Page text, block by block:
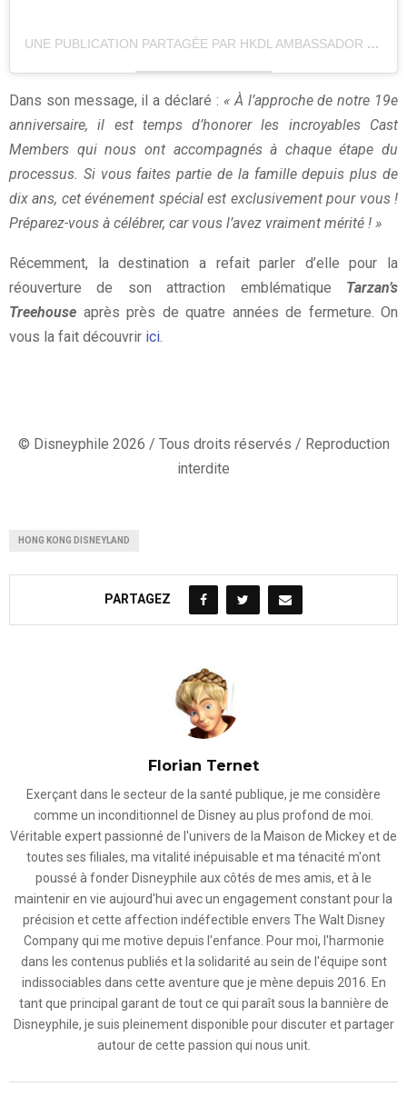
UNE PUBLICATION PARTAGÉE PAR HKDL AMBASSADOR (@HKDLAMBASSADOR)
Dans son message, il a déclaré : « À l’approche de notre 19e
anniversaire, il est temps d’honorer les incroyables Cast
Members qui nous ont accompagnés à chaque étape du
processus. Si vous faites partie de la famille depuis plus de
dix ans, cet événement spécial est exclusivement pour vous !
Préparez-vous à célébrer, car vous l’avez vraiment mérité ! »
Récemment, la destination a refait parler d’elle pour la
réouverture de son attraction emblématique Tarzan’s
Treehouse après près de quatre années de fermeture. On
vous la fait découvrir ici.
© Disneyphile 2026 / Tous droits réservés / Reproduction
interdite
HONG KONG DISNEYLAND
PARTAGEZ
Florian Ternet
Exerçant dans le secteur de la santé publique, je me considère
comme un inconditionnel de Disney au plus profond de moi.
Véritable expert passionné de l'univers de la Maison de Mickey et de
toutes ses filiales, ma vitalité inépuisable et ma ténacité m'ont
poussé à fonder Disneyphile aux côtés de mes amis, et à le
maintenir en vie aujourd'hui avec un engagement constant pour la
précision et cette affection indéfectible envers The Walt Disney
Company qui me motive depuis l'enfance. Pour moi, l'harmonie
dans les contenus publiés et la solidarité au sein de l'équipe sont
indissociables dans cette aventure que je mène depuis 2016. En
tant que principal garant de tout ce qui paraît sous la bannière de
Disneyphile, je suis pleinement disponible pour discuter et partager
autour de cette passion qui nous unit.